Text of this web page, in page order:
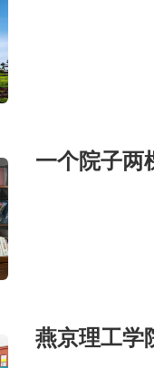
一个院子两
燕京理工学